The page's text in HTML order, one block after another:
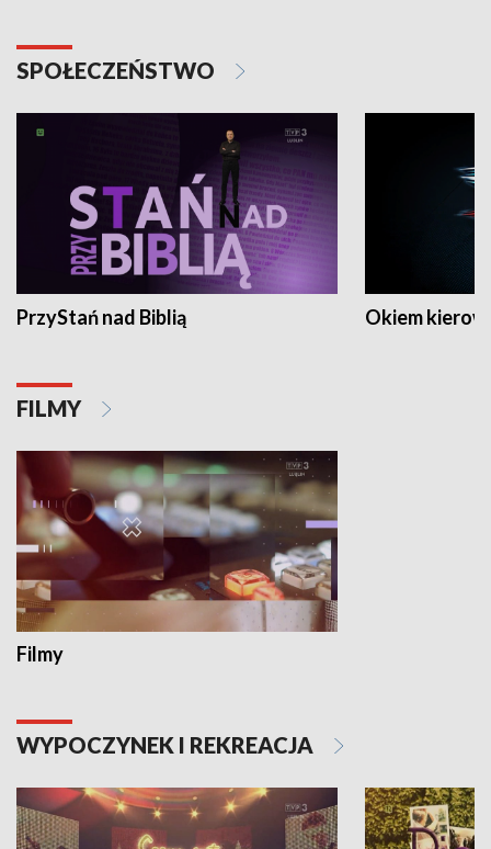
SPOŁECZEŃSTWO
PrzyStań nad Biblią Okiem
FILMY
Filmy
WYPOCZYNEK I REKREACJA